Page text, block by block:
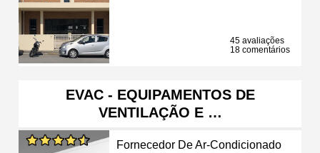
45 avaliações
18 comentários
EVAC - EQUIPAMENTOS DE
VENTILAÇÃO E …
Fornecedor De Ar-Condicionado